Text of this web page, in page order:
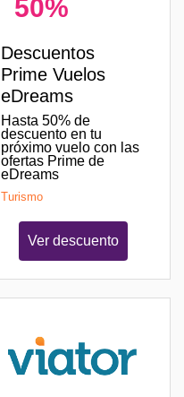
50%
Descuentos
Prime Vuelos
eDreams
Hasta 50% de
descuento en tu
próximo vuelo con las
ofertas Prime de
eDreams
Turismo
Ver descuento